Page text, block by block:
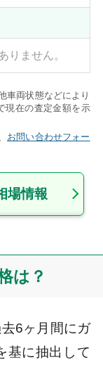
りません。
車両状態などにより
現在の査定金額を示
お問い合わせフォー
場情報
は？
6ヶ月間にガ
基に抽出して